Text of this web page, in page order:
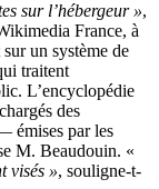
sur l’hébergeur »,
France, à
un système de
traitent
L’encyclopédie
des
émises par les
M. Beaudouin. «
visés », souligne-t-